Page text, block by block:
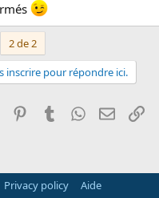
2 de 2
inscrire pour répondre ici.
Reddit PinterestTumblrWhatsApp
Email
Privacy policy
Aide